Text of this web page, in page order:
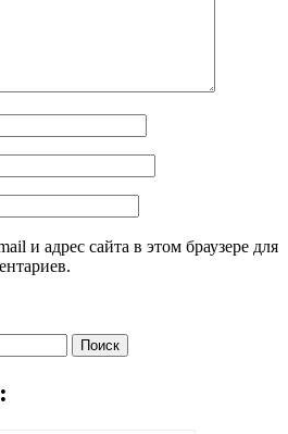
и адрес сайта в этом браузере для